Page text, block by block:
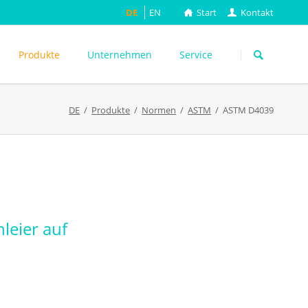
Start Kontakt
DE EN
überspringen
Produkte
ASTM
DIN EN
Unternehmen Service
DE Produkte Normen ASTM ASTM D4039
auf